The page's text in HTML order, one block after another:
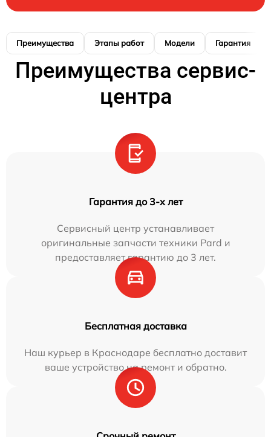
Преимущества Этапы работ Модели Гарантия
Преимущества сервис-
центра
Гарантия до 3-х лет
Сервисный центр устанавливает
оригинальные запчасти техники Pard и
предоставляет гарантию до 3 лет.
Бесплатная доставка
Наш курьер в Краснодаре бесплатно доставит
ваше устройство на ремонт и обратно.